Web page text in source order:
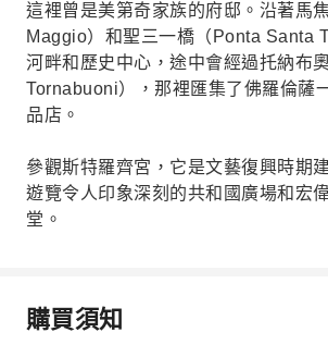
這裡曾是美第奇家族的府邸。沿著馬
Maggio）和聖三一橋（Ponta Santa
河畔和歷史中心，途中會經過托納布
Tornabuoni），那裡匯集了佛羅倫薩
品店。
參觀斯特羅齊宮，它是文藝復興時期
遊覽令人印象深刻的共和國廣場和宏
堂。
購買須知